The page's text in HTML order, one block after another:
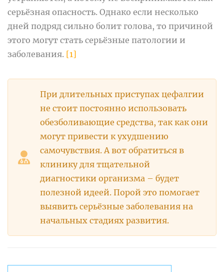
серьёзная опасность. Однако если несколько
дней подряд сильно болит голова, то причиной
этого могут стать серьёзные патологии и
заболевания. [1]
При длительных приступах цефалгии
не стоит постоянно использовать
обезболивающие средства, так как они
могут привести к ухудшению
самочувствия. А вот обратиться в
клинику для тщательной
диагностики организма – будет
полезной идеей. Порой это помогает
выявить серьёзные заболевания на
начальных стадиях развития.